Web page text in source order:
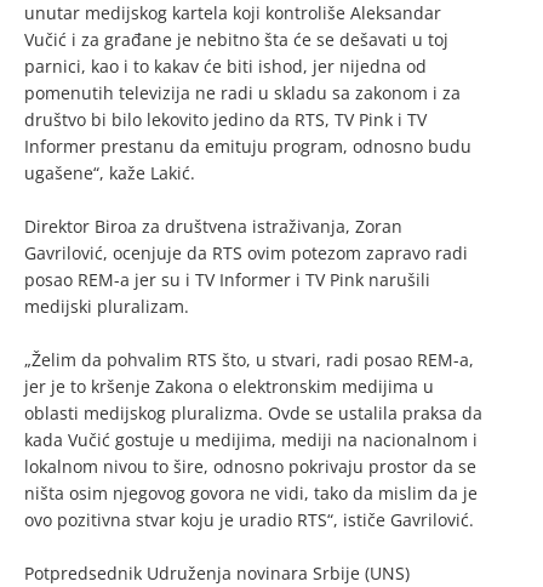
unutar medijskog kartela koji kontroliše Aleksandar
Vučić i za građane je nebitno šta će se dešavati u toj
parnici, kao i to kakav će biti ishod, jer nijedna od
pomenutih televizija ne radi u skladu sa zakonom i za
društvo bi bilo lekovito jedino da RTS, TV Pink i TV
Informer prestanu da emituju program, odnosno budu
ugašene“, kaže Lakić.
Direktor Biroa za društvena istraživanja, Zoran
Gavrilović, ocenjuje da RTS ovim potezom zapravo radi
posao REM-a jer su i TV Informer i TV Pink narušili
medijski pluralizam.
„Želim da pohvalim RTS što, u stvari, radi posao REM-a,
jer je to kršenje Zakona o elektronskim medijima u
oblasti medijskog pluralizma. Ovde se ustalila praksa da
kada Vučić gostuje u medijima, mediji na nacionalnom i
lokalnom nivou to šire, odnosno pokrivaju prostor da se
ništa osim njegovog govora ne vidi, tako da mislim da je
ovo pozitivna stvar koju je uradio RTS“, ističe Gavrilović.
Potpredsednik Udruženja novinara Srbije (UNS)